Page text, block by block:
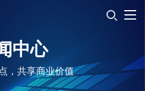
中心
，共享商业价值